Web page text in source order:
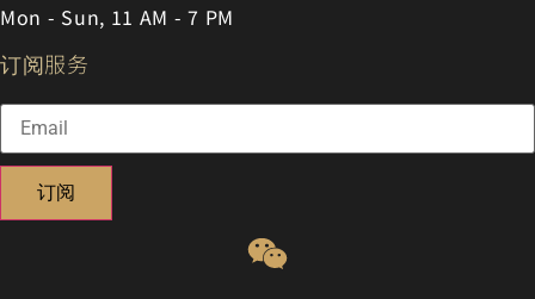
Mon - Sun, 11 AM - 7 PM
订阅服务
订阅